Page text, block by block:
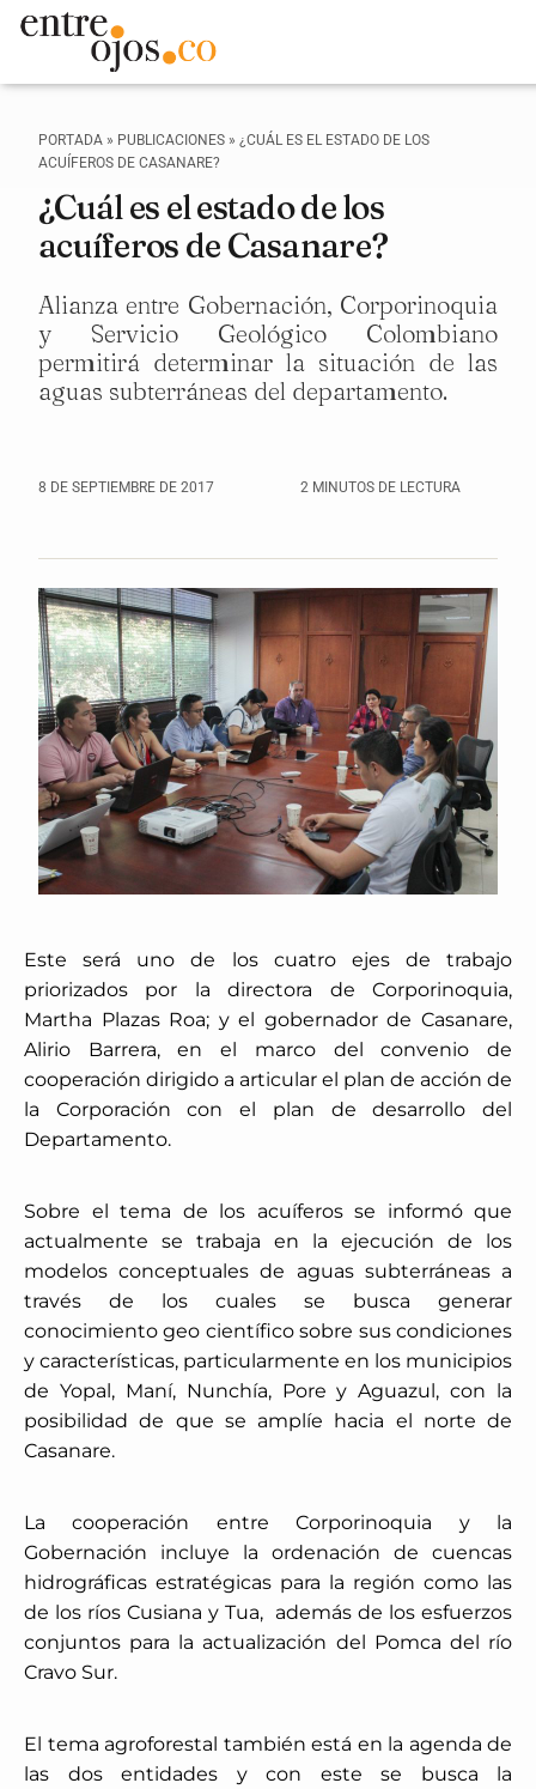
PORTADA » PUBLICACIONES » ¿CUÁL ES EL ESTADO DE LOS
ACUÍFEROS DE CASANARE?
¿Cuál es el estado de los
acuíferos de Casanare?
Alianza entre Gobernación, Corporinoquia
y Servicio Geológico Colombiano
permitirá determinar la situación de las
aguas subterráneas del departamento.
8 DE SEPTIEMBRE DE 2017 2 MINUTOS DE LECTURA
Este será uno de los cuatro ejes de trabajo
priorizados por la directora de Corporinoquia,
Martha Plazas Roa; y el gobernador de Casanare,
Alirio Barrera, en el marco del convenio de
cooperación dirigido a articular el plan de acción de
la Corporación con el plan de desarrollo del
Departamento.
Sobre el tema de los acuíferos se informó que
actualmente se trabaja en la ejecución de los
modelos conceptuales de aguas subterráneas a
través de los cuales se busca generar
conocimiento geo científico sobre sus condiciones
y características, particularmente en los municipios
de Yopal, Maní, Nunchía, Pore y Aguazul, con la
posibilidad de que se amplíe hacia el norte de
Casanare.
La cooperación entre Corporinoquia y la
Gobernación incluye la ordenación de cuencas
hidrográficas estratégicas para la región como las
de los ríos Cusiana y Tua, además de los esfuerzos
conjuntos para la actualización del Pomca del río
Cravo Sur.
El tema agroforestal también está en la agenda de
las dos entidades y con este se busca la